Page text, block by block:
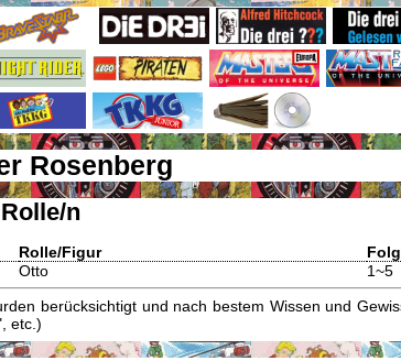
Rosenberg
n
Rolle/Figur
Otto 1~5
berücksichtigt und nach bestem Wissen und
etc.)